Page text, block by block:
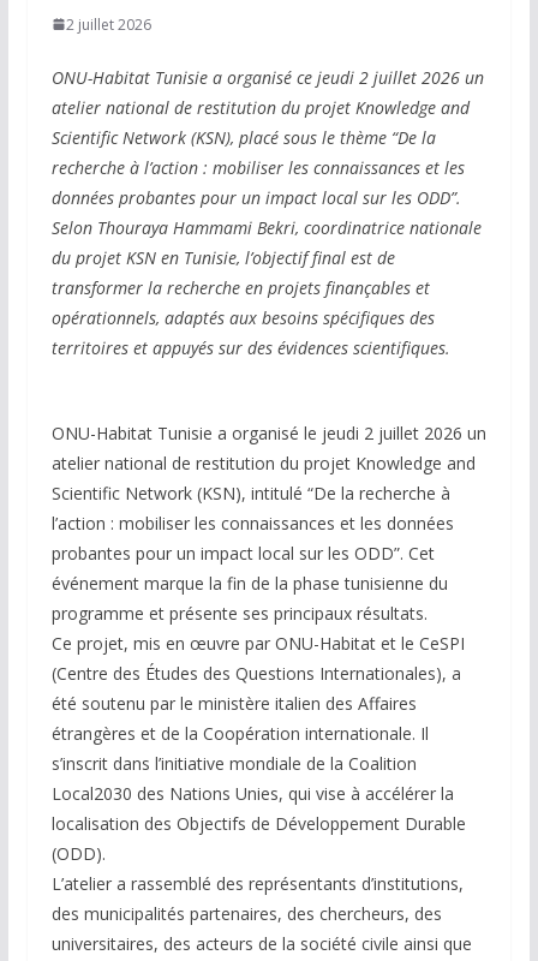
2 juillet 2026
ONU-Habitat Tunisie a organisé ce jeudi 2 juillet 2026 un
atelier national de restitution du projet Knowledge and
Scientific Network (KSN), placé sous le thème “De la
recherche à l’action : mobiliser les connaissances et les
données probantes pour un impact local sur les ODD”.
Selon Thouraya Hammami Bekri, coordinatrice nationale
du projet KSN en Tunisie, l’objectif final est de
transformer la recherche en projets finançables et
opérationnels, adaptés aux besoins spécifiques des
territoires et appuyés sur des évidences scientifiques.
ONU-Habitat Tunisie a organisé le jeudi 2 juillet 2026 un
atelier national de restitution du projet Knowledge and
Scientific Network (KSN), intitulé “De la recherche à
l’action : mobiliser les connaissances et les données
probantes pour un impact local sur les ODD”. Cet
événement marque la fin de la phase tunisienne du
programme et présente ses principaux résultats.
Ce projet, mis en œuvre par ONU-Habitat et le CeSPI
(Centre des Études des Questions Internationales), a
été soutenu par le ministère italien des Affaires
étrangères et de la Coopération internationale. Il
s’inscrit dans l’initiative mondiale de la Coalition
Local2030 des Nations Unies, qui vise à accélérer la
localisation des Objectifs de Développement Durable
(ODD).
L’atelier a rassemblé des représentants d’institutions,
des municipalités partenaires, des chercheurs, des
universitaires, des acteurs de la société civile ainsi que